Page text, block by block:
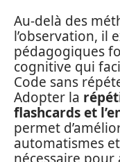
Au-delà des
l’observation, il
pédagogiques
cognitive qui
Code sans
Adopter la
flashcards et
permet
automatismes
nécessaire